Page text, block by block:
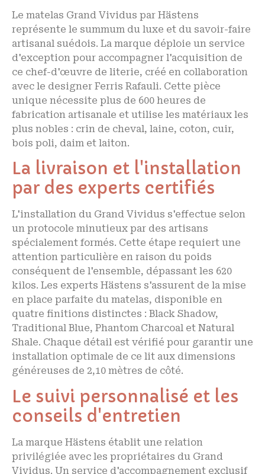
Le matelas Grand Vividus par Hästens
représente le summum du luxe et du savoir-faire
artisanal suédois. La marque déploie un service
d'exception pour accompagner l'acquisition de
ce chef-d'œuvre de literie, créé en collaboration
avec le designer Ferris Rafauli. Cette pièce
unique nécessite plus de 600 heures de
fabrication artisanale et utilise les matériaux les
plus nobles : crin de cheval, laine, coton, cuir,
bois poli, daim et laiton.
La livraison et l'installation
par des experts certifiés
L'installation du Grand Vividus s'effectue selon
un protocole minutieux par des artisans
spécialement formés. Cette étape requiert une
attention particulière en raison du poids
conséquent de l'ensemble, dépassant les 620
kilos. Les experts Hästens s'assurent de la mise
en place parfaite du matelas, disponible en
quatre finitions distinctes : Black Shadow,
Traditional Blue, Phantom Charcoal et Natural
Shale. Chaque détail est vérifié pour garantir une
installation optimale de ce lit aux dimensions
généreuses de 2,10 mètres de côté.
Le suivi personnalisé et les
conseils d'entretien
La marque Hästens établit une relation
privilégiée avec les propriétaires du Grand
Vividus. Un service d'accompagnement exclusif